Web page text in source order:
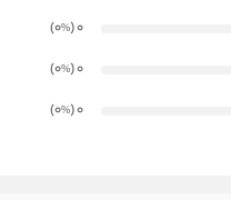
0
(0
%
)
0
(0
%
)
0
(0
%
)